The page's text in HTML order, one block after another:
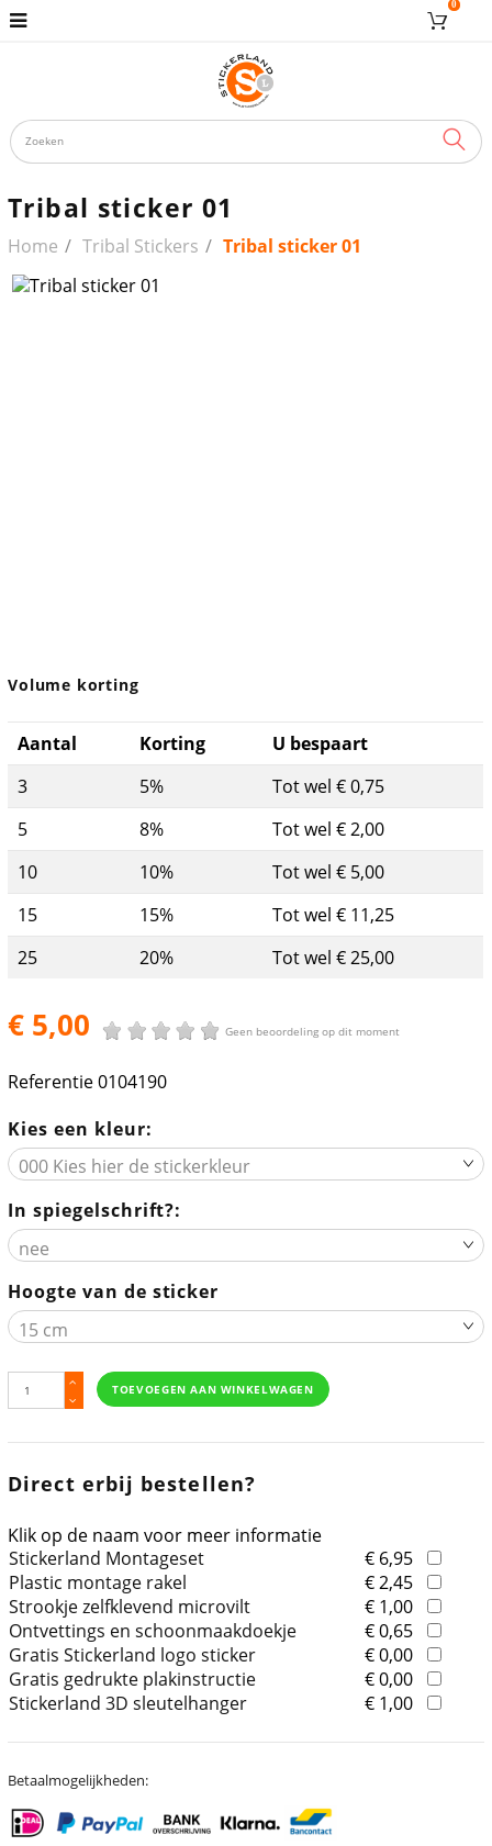
0
Tribal sticker 01
Home Tribal Stickers Tribal sticker 01
Volume korting
Aantal Korting
U bespaart
3
5%
Tot wel € 0,75
5
8%
Tot wel € 2,00
10
10%
Tot wel € 5,00
15
15%
Tot wel € 11,25
25
20% Tot wel € 25,00
€ 5,00 Geen beoordeling op dit moment
Referentie0104190
Kies een kleur:
In spiegelschrift?:
Hoogte van de sticker
TOEVOEGEN AAN WINKELWAGEN
Direct erbij bestellen?
Klik op de naam voor meer informatie
Stickerland Montageset
€ 6,95
Plastic montage rakel
€ 2,45
Strookje zelfklevend microvilt
€ 1,00
Ontvettings en schoonmaakdoekje
€ 0,65
Gratis Stickerland logo sticker
€ 0,00
Gratis gedrukte plakinstructie
€ 0,00
Stickerland 3D sleutelhanger
€ 1,00
Betaalmogelijkheden: